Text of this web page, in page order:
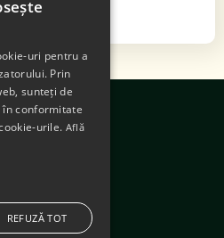
uri pentru a
Prin
sunteți de
conformitate
urile. Află
REFUZĂ TOT